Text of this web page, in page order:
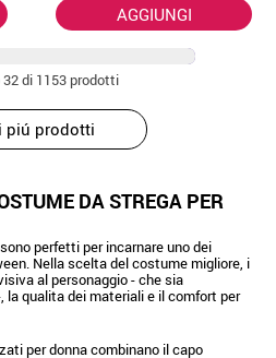
AGGIUNGI
32di 1153 prodotti
piú prodotti
DA STREGA PER
sono perfetti per incarnare uno dei
Nella scelta del costume migliore, i
al personaggio - che sia
la qualita dei materiali e il comfort per
per donna combinano il capo